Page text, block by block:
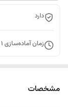
دارد
زمان آماده‌سازی 1
مشخصات